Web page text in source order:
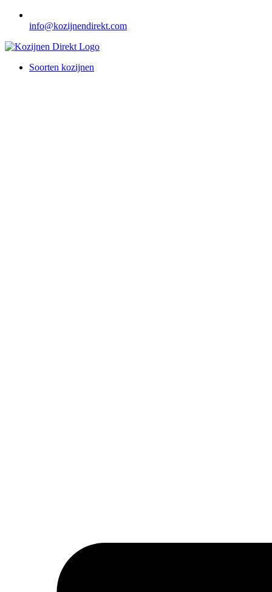
info@kozijnendirekt.com
Soorten kozijnen